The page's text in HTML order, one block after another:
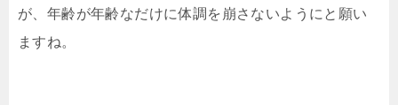
が、年齢が年齢なだけに体調を崩さないようにと願い
ますね。